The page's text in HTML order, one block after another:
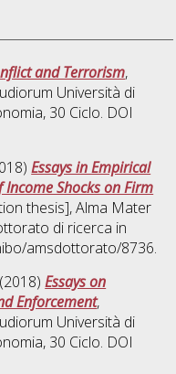
and Terrorism,
Università di
, 30 Ciclo. DOI
Essays in Empirical
Income Shocks on Firm
thesis], Alma Mater
di ricerca in
amsdottorato/8736.
(2018)Essays on
Enforcement,
Università di
, 30 Ciclo. DOI